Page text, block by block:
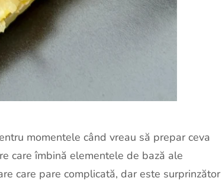
momentele când vreau să prepar ceva
care îmbină elementele de bază ale
care pare complicată, dar este surprinzător